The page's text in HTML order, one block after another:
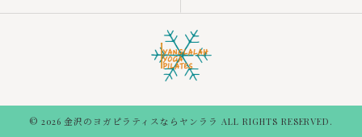
© 2026 金沢のヨガピラティスならヤンララ ALL RIGHTS RESERVED.